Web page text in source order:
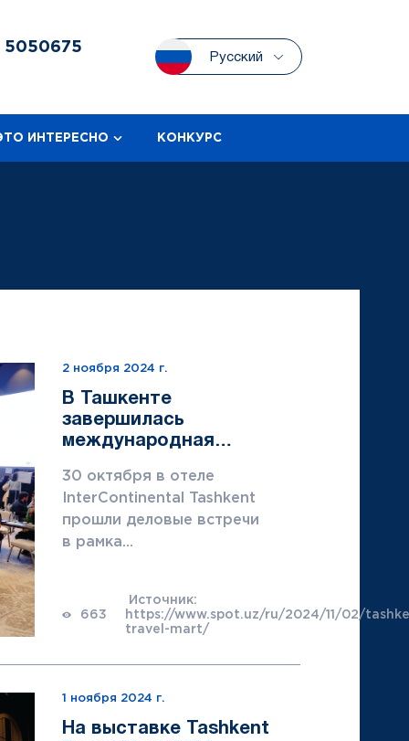
5050675
Русский
ИНТЕРЕСНО КОНКУРС
2 ноября 2024 г.
В Ташкенте
завершилась
международная
выставка Tashkent
Travel Mart-2024
30 октября в отеле
InterContinental Tashkent
прошли деловые встречи
в рамка...
663
Источник:
https://www.spot.uz/ru/2024/11/02/
travel-mart/
1 ноября 2024 г.
На выставке Tashkent